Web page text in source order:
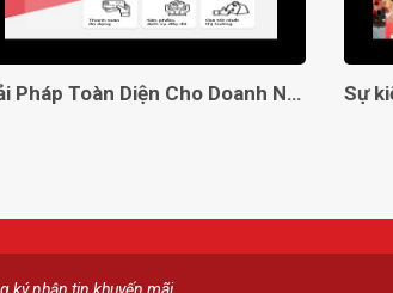
Giải Pháp Toàn Diện Cho Doanh Nghiệp Với Minh An Computer!